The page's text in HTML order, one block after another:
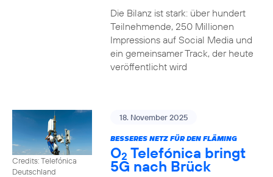
Die Bilanz ist stark: über hundert
Teilnehmende, 250 Millionen
Impressions auf Social Media und
ein gemeinsamer Track, der heute
veröffentlicht wird
Credits: Telefónica
Deutschland
18. November 2025
BESSERES NETZ FÜR DEN FLÄMING
O2 Telefónica bringt
5G nach Brück